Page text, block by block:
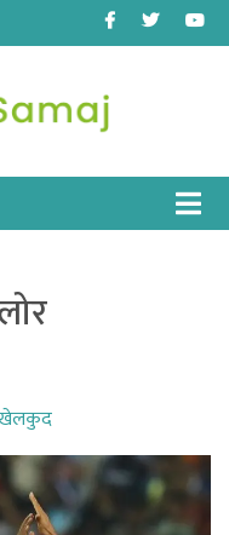
Facebook
Twitter